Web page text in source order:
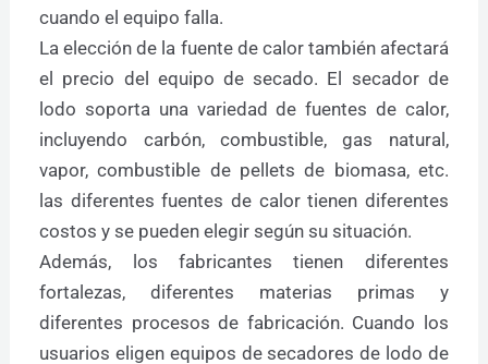
cuando el equipo falla.
La elección de la fuente de calor también afectará
el precio del equipo de secado. El secador de
lodo soporta una variedad de fuentes de calor,
incluyendo carbón, combustible, gas natural,
vapor, combustible de pellets de biomasa, etc.
las diferentes fuentes de calor tienen diferentes
costos y se pueden elegir según su situación.
Además, los fabricantes tienen diferentes
fortalezas, diferentes materias primas y
diferentes procesos de fabricación. Cuando los
usuarios eligen equipos de secadores de lodo de